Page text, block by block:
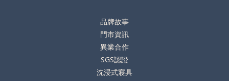
品牌故事
門市資訊
異業合作
SGS認證
沈浸式寢具